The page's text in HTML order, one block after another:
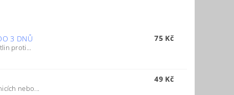
3 DNŮ
proti...
75 Kč
nebo...
49 Kč